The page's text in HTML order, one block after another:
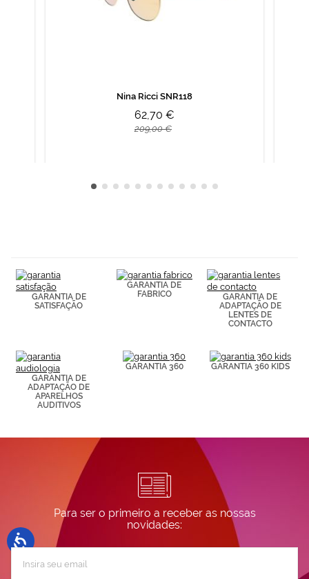
Nina Ricci SNR118
62,70 €
209,00 €
GARANTIA DE
SATISFAÇÃO
GARANTIA DE
FABRICO
GARANTIA DE
ADAPTAÇÃO DE
LENTES DE
CONTACTO
GARANTIA DE
ADAPTAÇÃO DE
APARELHOS
AUDITIVOS
GARANTIA 360 GARANTIA 360 KIDS
Para ser o primeiro a receber as nossas
novidades:
Subscreva